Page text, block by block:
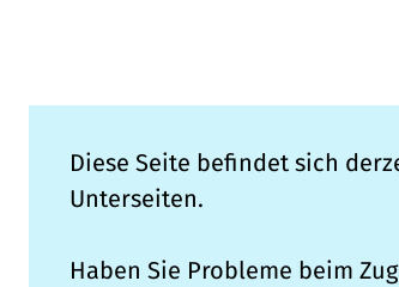
Diese Seite befindet sich
Unterseiten.
Haben Sie Probleme beim